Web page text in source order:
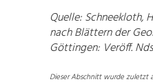
Schneekloth,
nach Blättern der
Göttingen: Veröff.
Dieser Abschnitt wurde zuletzt